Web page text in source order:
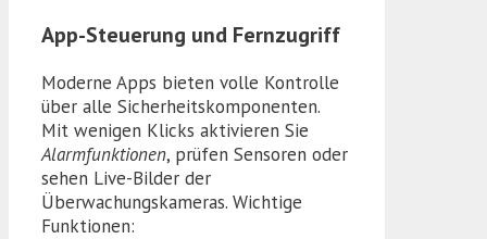
App-Steuerung und Fernzugriff
Moderne Apps bieten volle Kontrolle
über alle Sicherheitskomponenten.
Mit wenigen Klicks aktivieren Sie
Alarmfunktionen, prüfen Sensoren oder
sehen Live-Bilder der
Überwachungskameras. Wichtige
Funktionen: